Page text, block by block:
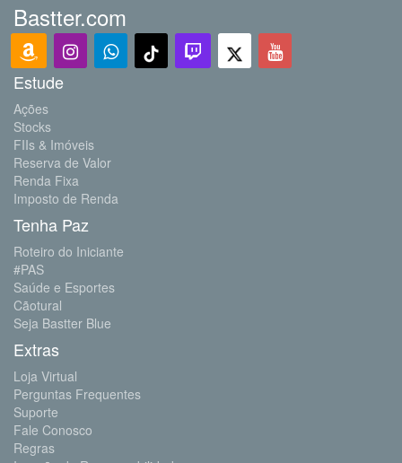
Bastter.com
Estude
Ações
Stocks
FIIs & Imóveis
Reserva de Valor
Renda Fixa
Imposto de Renda
Tenha Paz
Roteiro do Iniciante
#PAS
Saúde e Esportes
Cãotural
Seja Bastter Blue
Extras
Loja Virtual
Perguntas Frequentes
Suporte
Fale Conosco
Regras